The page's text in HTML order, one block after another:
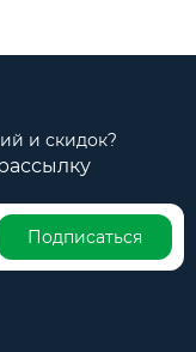
и скидок?
Подписаться